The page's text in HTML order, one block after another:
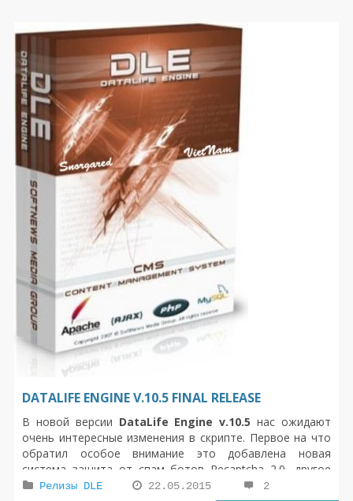
новостного сайта, мультимедийного ресурса и других
проектов.
DATALIFE ENGINE V.10.5 FINAL RELEASE
В новой версии DataLife Engine v.10.5 нас ожидают
очень интересные изменения в скрипте. Первое на что
обратил особое внимание это добавлена новая
система защита от спам ботов Recaptcha 2.0, другое
изменение в dle 10.5произошло с комментариями
Релизы DLE 22.05.2015
2